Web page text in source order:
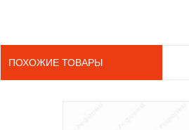
ПОХОЖИЕ ТОВАРЫ